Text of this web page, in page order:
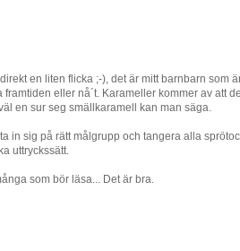
en liten flicka ;-), det är mitt barnbarn som
eller nå´t. Karameller kommer av att
en sur seg smällkaramell kan man säga.
in sig på rätt målgrupp och tangera alla
uttryckssätt.
som bör läsa... Det är bra.